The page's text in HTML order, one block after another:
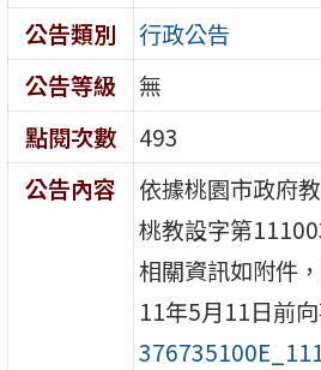
公告類別
行政公告
公告等級
無
點閱次數
493
公告內容
依據桃園市政府
桃教設字第
相關資訊如附件
11年5月11日前